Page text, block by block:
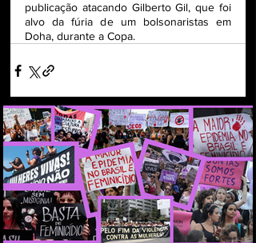
publicação atacando Gilberto Gil, que foi
alvo da fúria de um bolsonaristas em
Doha, durante a Copa.